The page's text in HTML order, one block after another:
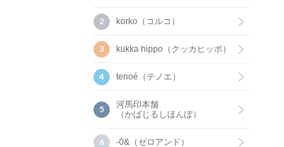
korko（コルコ）
kukka hippo（クッカヒッポ）
tenoé（テノエ）
河馬印本舗
（かばじるしほんぽ）
-0&（ゼロアンド）